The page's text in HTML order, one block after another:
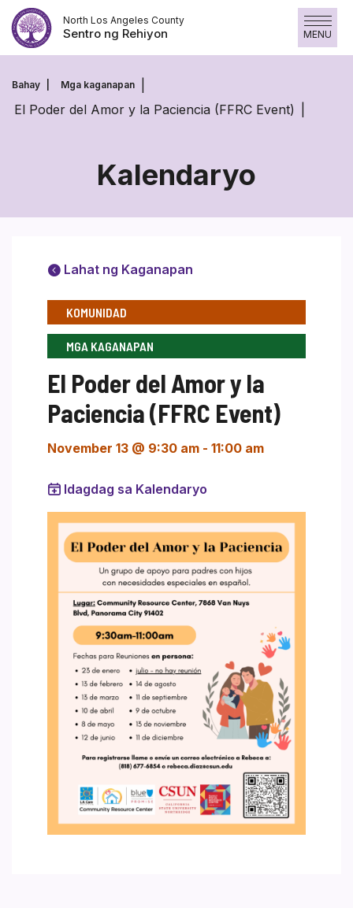
Laktawan
ang
nilalaman
North Los Angeles County
Sentro ng Rehiyon MENU
Bahay Mga kaganapan
El Poder del Amor y la Paciencia (FFRC Event)
Kalendaryo
Lahat ng Kaganapan
KOMUNIDAD
MGA KAGANAPAN
El Poder del Amor y la
Paciencia (FFRC Event)
November 13 @ 9:30 am - 11:00 am
Idagdag sa Kalendaryo